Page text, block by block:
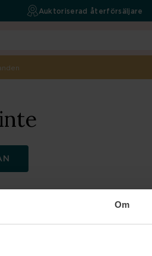
Om
Auktoriserad återförsäljare